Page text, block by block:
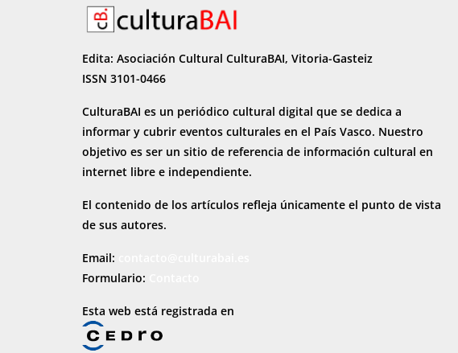
Edita: Asociación Cultural CulturaBAI, Vitoria-Gasteiz
ISSN 3101-0466
CulturaBAI es un periódico cultural digital que se dedica a
informar y cubrir eventos culturales en el País Vasco. Nuestro
objetivo es ser un sitio de referencia de información cultural en
internet libre e independiente.
El contenido de los artículos refleja únicamente el punto de vista
de sus autores.
Email:
Formulario:
Esta web está registrada en